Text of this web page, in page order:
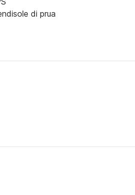
di prua